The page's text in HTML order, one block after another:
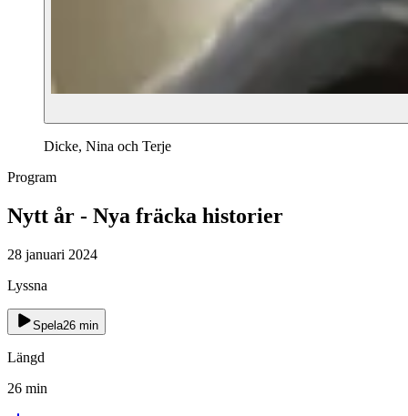
Dicke, Nina och Terje
Program
Nytt år - Nya fräcka historier
28 januari 2024
Lyssna
Spela26 min
Längd
26 min